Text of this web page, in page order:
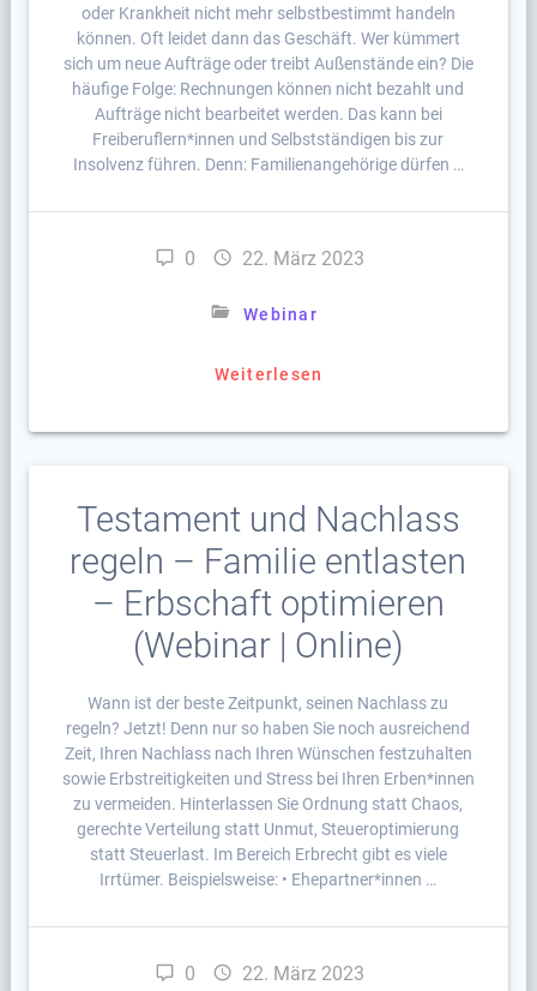
oder Krankheit nicht mehr selbstbestimmt handeln
können. Oft leidet dann das Geschäft. Wer kümmert
sich um neue Aufträge oder treibt Außenstände ein? Die
häufige Folge: Rechnungen können nicht bezahlt und
Aufträge nicht bearbeitet werden. Das kann bei
Freiberuflern*innen und Selbstständigen bis zur
Insolvenz führen. Denn: Familienangehörige dürfen …
0 22. März 2023
Webinar
Weiterlesen
Testament und Nachlass
regeln – Familie entlasten
– Erbschaft optimieren
(Webinar | Online)
Wann ist der beste Zeitpunkt, seinen Nachlass zu
regeln? Jetzt! Denn nur so haben Sie noch ausreichend
Zeit, Ihren Nachlass nach Ihren Wünschen festzuhalten
sowie Erbstreitigkeiten und Stress bei Ihren Erben*innen
zu vermeiden. Hinterlassen Sie Ordnung statt Chaos,
gerechte Verteilung statt Unmut, Steueroptimierung
statt Steuerlast. Im Bereich Erbrecht gibt es viele
Irrtümer. Beispielsweise: • Ehepartner*innen …
0 22. März 2023